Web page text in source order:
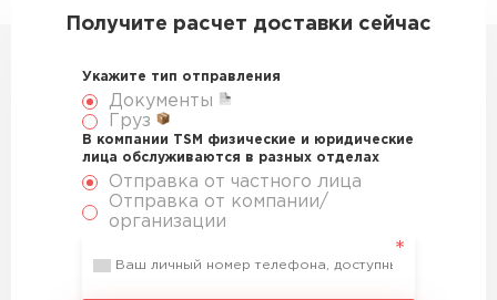
Получите расчет доставки сейчас
Укажите тип отправления
Документы
Груз
В компании TSM физические и юридические
лица обслуживаются в разных отделах
Отправка от частного лица
Отправка от компании/
организации